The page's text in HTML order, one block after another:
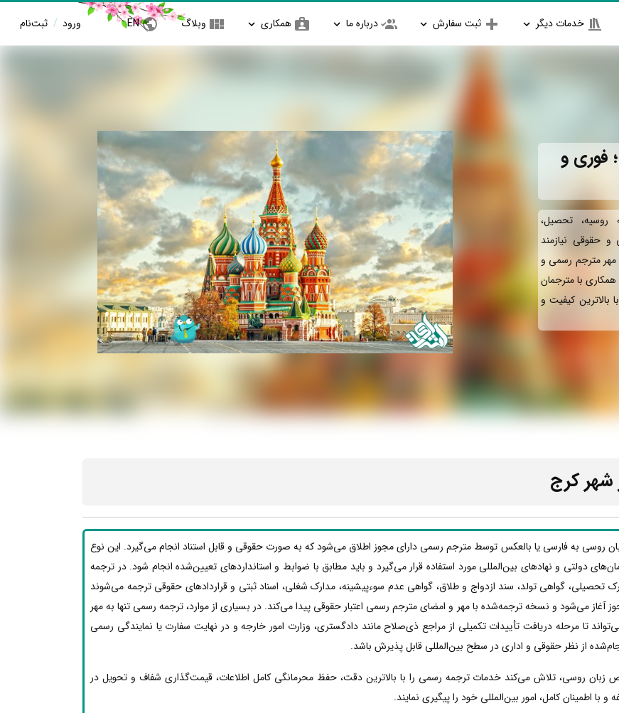
خدمات دیگر ثبت سفارش درباره ما همکاری وبلاگ EN ورود / ثبت‌نام
فوری و
تحصیل،
و حقوقی نیازمند
مهر مترجم رسمی و
با مترجمان
بالاترین کیفیت و
شهر کرج
روسی به فارسی یا بالعکس توسط مترجم رسمی دارای مجوز اطلاق می‌شود که به صورت حقوقی و قابل استناد انجام می‌گیرد. این نوع
دولتی و نهادهای بین‌المللی مورد استفاده قرار می‌گیرد و باید مطابق با ضوابط و استانداردهای تعیین‌شده انجام شود. در ترجمه
تحصیلی، گواهی تولد، سند ازدواج و طلاق، گواهی عدم سوءپیشینه، مدارک شغلی، اسناد ثبتی و قراردادهای حقوقی ترجمه می‌شوند
آغاز می‌شود و نسخه ترجمه‌شده با مهر و امضای مترجم رسمی اعتبار حقوقی پیدا می‌کند. در بسیاری از موارد، ترجمه رسمی تنها به مهر
تا مرحله دریافت تأییدات تکمیلی از مراجع ذی‌صلاح مانند دادگستری، وزارت امور خارجه و در نهایت سفارت یا نمایندگی رسمی
از نظر حقوقی و اداری در سطح بین‌المللی قابل پذیرش باشد.
زبان روسی، تلاش می‌کند خدمات ترجمه رسمی را با بالاترین دقت، حفظ محرمانگی کامل اطلاعات، قیمت‌گذاری شفاف و تحویل در
اطمینان کامل، امور بین‌المللی خود را پیگیری نمایند.